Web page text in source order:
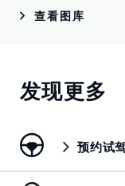
查看图库
发现更多
预约试